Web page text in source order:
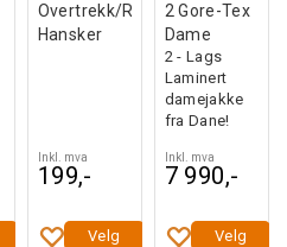
Overtrekk/Regnvott
Hansker
Inkl. mva
199,-
Velg
2 Gore-Tex
Dame
2 - Lags
Laminert
damejakke
fra Dane!
Inkl. mva
7 990,-
Velg